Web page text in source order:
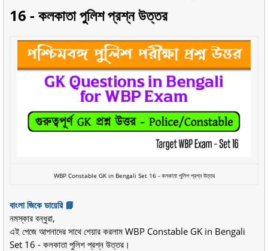
16 - কলকাতা পুলিশ প্রশ্ন উত্তর
WBP Constable GK in Bengali Set 16- কলকাতা পুলিশ প্রশ্ন উত্তর
বাংলা জিকে ডায়েরি 📘
নমস্কার বন্ধুরা,
এই পেজে আপনাদের সাথে শেয়ার করলাম WBP Constable GK in Bengali
Set 16 - কলকাতা পুলিশ প্রশ্ন উত্তর।